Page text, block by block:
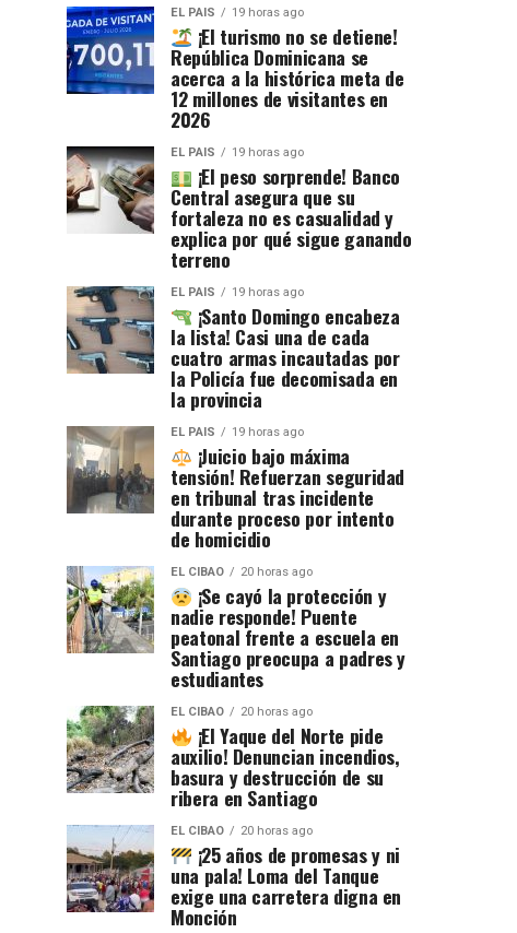
EL PAIS 19 horas ago
¡El turismo no se detiene!
República Dominicana se
acerca a la histórica meta de
12 millones de visitantes en
2026
EL PAIS 19 horas ago
¡El peso sorprende! Banco
Central asegura que su
fortaleza no es casualidad y
explica por qué sigue ganando
terreno
EL PAIS 19 horas ago
¡Santo Domingo encabeza
la lista! Casi una de cada
cuatro armas incautadas por
la Policía fue decomisada en
la provincia
EL PAIS 19 horas ago
¡Juicio bajo máxima
tensión! Refuerzan seguridad
en tribunal tras incidente
durante proceso por intento
de homicidio
EL CIBAO 20 horas ago
¡Se cayó la protección y
nadie responde! Puente
peatonal frente a escuela en
Santiago preocupa a padres y
estudiantes
EL CIBAO 20 horas ago
¡El Yaque del Norte pide
auxilio! Denuncian incendios,
basura y destrucción de su
ribera en Santiago
EL CIBAO 20 horas ago
¡25 años de promesas y ni
una pala! Loma del Tanque
exige una carretera digna en
Monción